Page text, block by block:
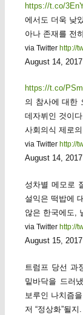
https://t.co/
에서도 더욱 낮
아나 존재를 전
via Twitter http://
August 14,
https://t.co/
의 참사에 대한
데자뷔인 것이
사회의식 제로
via Twitter http://
August 14,
성차별 메모로
설익은 떡밥에
않은 한국에도,
via Twitter http://
August 15,
트럼프 당선 과
밑바닥을 드러
보루인 나치즘
저 “정상화”될지.